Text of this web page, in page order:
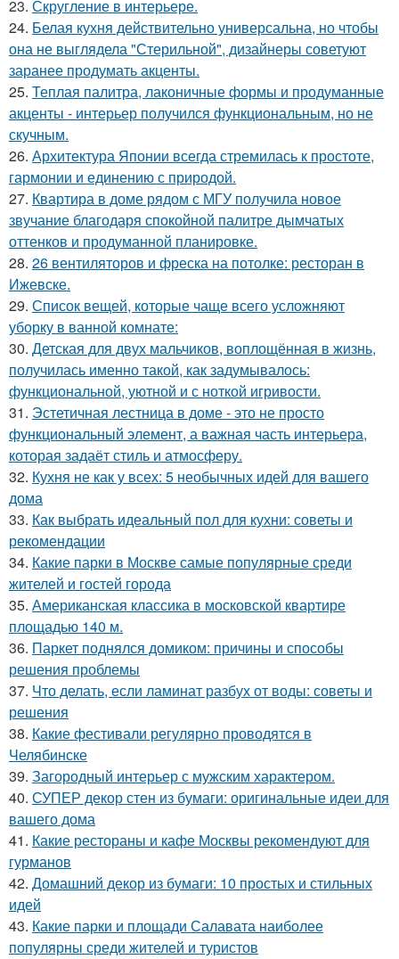
23. Скругление в интерьере.
24. Белая кухня действительно универсальна, но чтобы
она не выглядела "Стерильной", дизайнеры советуют
заранее продумать акценты.
25. Теплая палитра, лаконичные формы и продуманные
акценты - интерьер получился функциональным, но не
скучным.
26. Архитектура Японии всегда стремилась к простоте,
гармонии и единению с природой.
27. Квартира в доме рядом с МГУ получила новое
звучание благодаря спокойной палитре дымчатых
оттенков и продуманной планировке.
28. 26 вентиляторов и фреска на потолке: ресторан в
Ижевске.
29. Список вещей, которые чаще всего усложняют
уборку в ванной комнате:
30. Детская для двух мальчиков, воплощённая в жизнь,
получилась именно такой, как задумывалось:
функциональной, уютной и с ноткой игривости.
31. Эстетичная лестница в доме - это не просто
функциональный элемент, а важная часть интерьера,
которая задаёт стиль и атмосферу.
32. Кухня не как у всех: 5 необычных идей для вашего
дома
33. Как выбрать идеальный пол для кухни: советы и
рекомендации
34. Какие парки в Москве самые популярные среди
жителей и гостей города
35. Американская классика в московской квартире
площадью 140 м.
36. Паркет поднялся домиком: причины и способы
решения проблемы
37. Что делать, если ламинат разбух от воды: советы и
решения
38. Какие фестивали регулярно проводятся в
Челябинске
39. Загородный интерьер с мужским характером.
40. СУПЕР декор стен из бумаги: оригинальные идеи для
вашего дома
41. Какие рестораны и кафе Москвы рекомендуют для
гурманов
42. Домашний декор из бумаги: 10 простых и стильных
идей
43. Какие парки и площади Салавата наиболее
популярны среди жителей и туристов